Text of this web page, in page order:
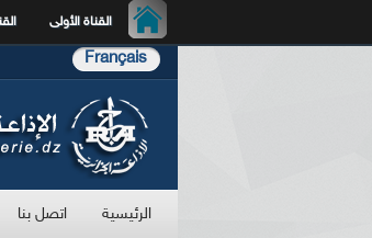
القناة الأولى
Français
الرئيسية اتصل بنا